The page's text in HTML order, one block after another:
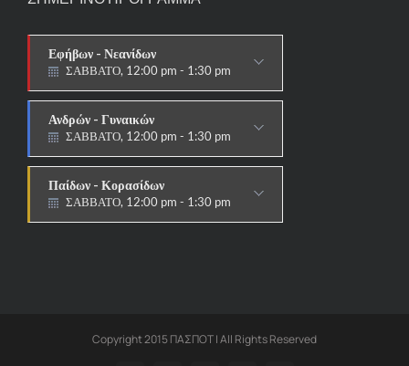
Εφήβων - Νεανίδων
ΣΑΒΒΑΤΟ, 12:00 pm - 1:30 pm
Ανδρών - Γυναικών
ΣΑΒΒΑΤΟ, 12:00 pm - 1:30 pm
Παίδων - Κορασίδων
ΣΑΒΒΑΤΟ, 12:00 pm - 1:30 pm
Copyright 2015 ΠΑΣΠΟΤ | All Rights Reserved